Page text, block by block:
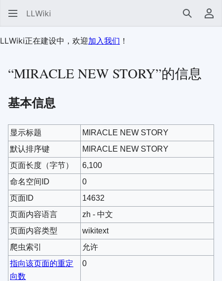
LLWiki 搜索 用
LLWiki正在建设中，欢迎加入我们 ！
“MIRACLE NEW STORY”的信息
基本信息
显示标题
MIRACLE NEW STORY
默认排序键
MIRACLE NEW STORY
页面长度（字节）
6,100
命名空间ID
0
页面ID
14632
页面内容语言
zh - 中文
页面内容类型
wikitext
爬虫索引
允许
指向该页面的重定
向数
0